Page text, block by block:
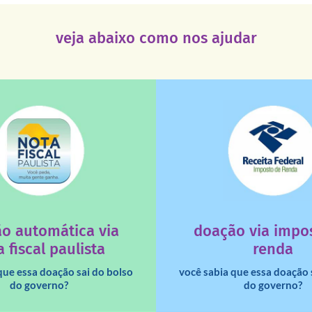
veja abaixo como nos ajudar
automática via
fiscal paulista
essa doação sai do bolso
do governo?
que os créditos das notas
saiba mais
doação via
renda
você sabia que essa
do governo?
Você sabia que pessoas
destinar 3% do imposto de
deixa de ir para o
saiba mais